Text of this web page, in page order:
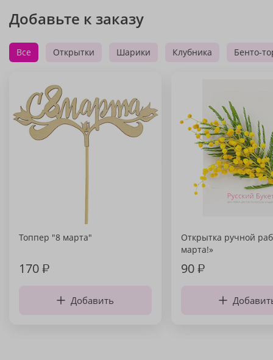
Добавьте к заказу
Все Открытки Шарики Клубника Бенто-
Топпер "8 марта"
170₽
Добавить
Открытка ручной
марта!»
90₽